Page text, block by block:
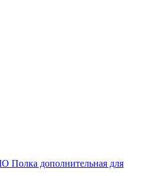
Полка дополнительная для